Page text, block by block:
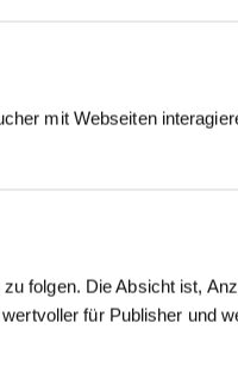
mit Webseiten
folgen. Die Absicht ist,
für Publisher und